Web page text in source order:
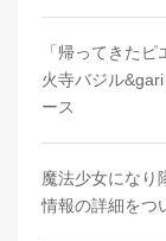
「帰ってきた
火寺バジル
ース
魔法少女になり
情報の詳細をつ